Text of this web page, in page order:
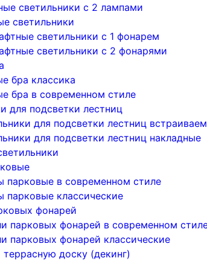
светильники c 2 лампами
светильники
светильники с 1 фонарем
светильники с 2 фонарями
бра классика
бра в современном стиле
для подсветки лестниц
для подсветки лестниц
для подсветки лестниц накладные
парковые в современном стиле
парковые классические
фонарей
парковых фонарей в современном
парковых фонарей классические
террасную доску (декинг)